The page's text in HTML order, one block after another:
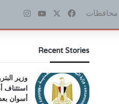
محافظات فيسبوك ‫YouTubeانستقرام
Recent Stories
وزير
استئناف
أسوان بعد